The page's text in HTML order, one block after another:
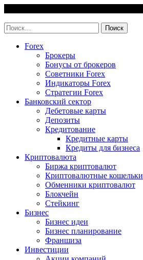
content
Найти:
Forex
Брокеры
Бонусы от брокеров
Советники Forex
Индикаторы Forex
Стратегии Forex
Банковский сектор
Дебетовые карты
Депозиты
Кредитование
Кредитные карты
Кредиты для бизнеса
Криптовалюта
Биржа криптовалют
Криптовалютные кошельки
Обменники криптовалют
Блокчейн
Стейкинг
Бизнес
Бизнес идеи
Бизнес планирование
Франшиза
Инвестиции